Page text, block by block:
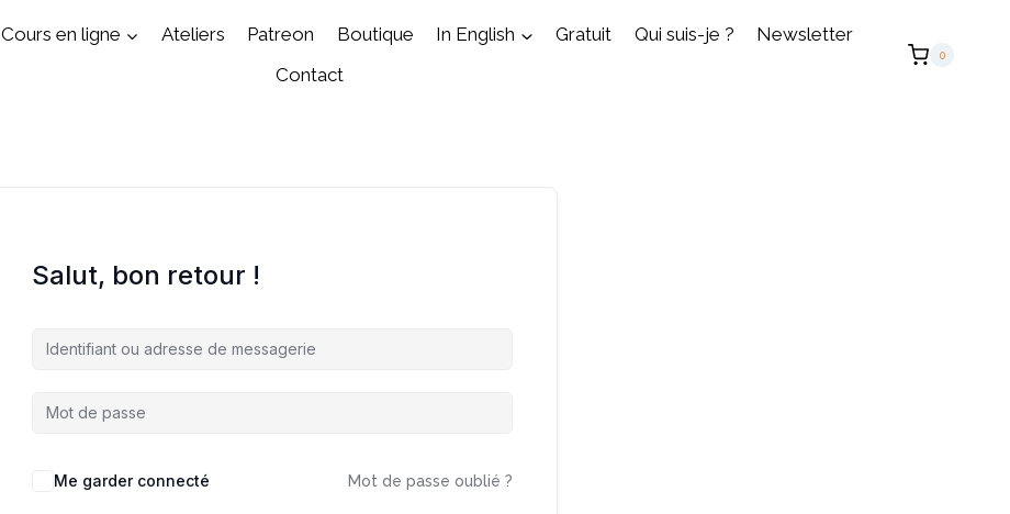
Cours en ligne Ateliers Patreon Boutique In English Gratuit Qui suis-je ?
Newsletter
Contact
0
Salut, bon retour !
Me garder connecté Mot de passe oublié ?